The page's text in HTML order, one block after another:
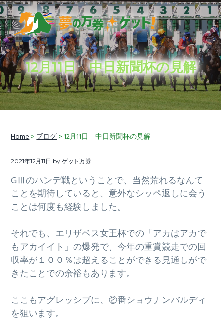
S
k
i
p
t
o
p
r
i
S
k
i
p
t
o
m
a
i
S
k
i
p
t
o
f
o
o
夢の万券ゲット！
穴
馬
券
予
想
に
加
え
て、
競
馬
ラ
イ
も
お
し
ま
12月11日 中日新聞杯の見解
Home>ブログ> 12月11日 中日新聞杯の見解
2021年12月11日 byゲット万券
GⅢのハンデ戦ということで、当然荒れるなんて
ことを期待していると、意外なシッペ返しに会う
ことは何度も経験しました。
それでも、エリザベス女王杯での「アカはアカで
もアカイイト」の爆発で、今年の重賞競走での回
収率が１００％は超えることができる見通しがで
きたことでの余裕もあります。
ここもアグレッシブに、②番ショウナンバルディ
を狙います。